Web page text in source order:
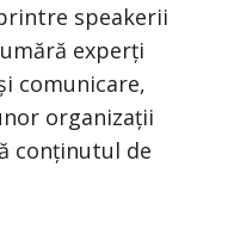
speakerii
experți
comunicare,
organizații
conținutul de